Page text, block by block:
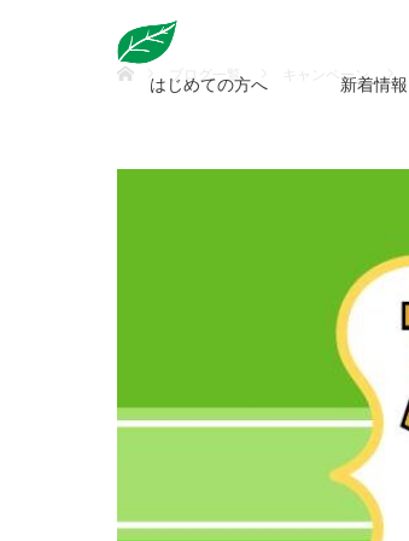
はじめての方へ 新着情報
ホーム
ブログ一覧
キャンペーン